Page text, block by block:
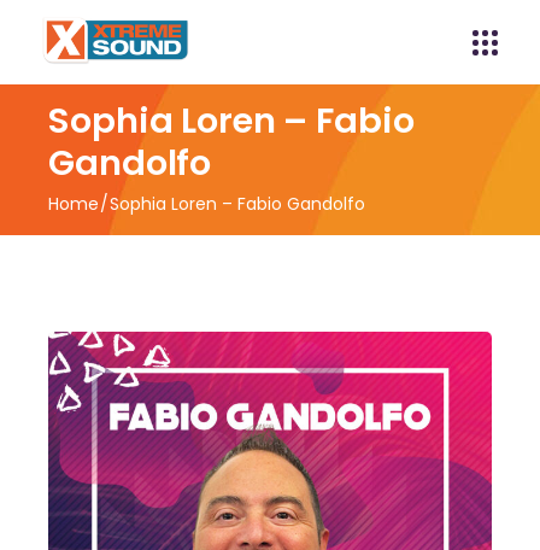
Sophia Loren – Fabio
Gandolfo
Home Sophia Loren – Fabio Gandolfo